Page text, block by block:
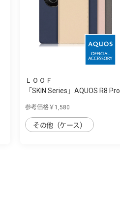
ＬＯＯＦ
「SKIN Series」AQUOS R8 Pro
参考価格￥1,580
その他（ケース）